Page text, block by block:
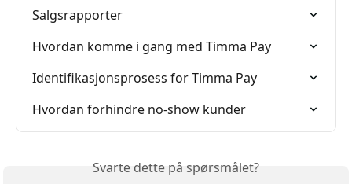
Salgsrapporter
Hvordan komme i gang med Timma Pay
Identifikasjonsprosess for Timma Pay
Hvordan forhindre no-show kunder
Svarte dette på spørsmålet?